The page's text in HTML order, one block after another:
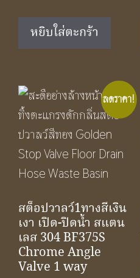
was:
฿1,490.00.
หยิบใส่ตะกร้า
ลดราคา!
สต็อปวาลว์1ทางสีเงิน
เงา เปิด-ปิดน้ำ สแตน
เลส 304 BF375S
Chrome Angle
Valve 1 way